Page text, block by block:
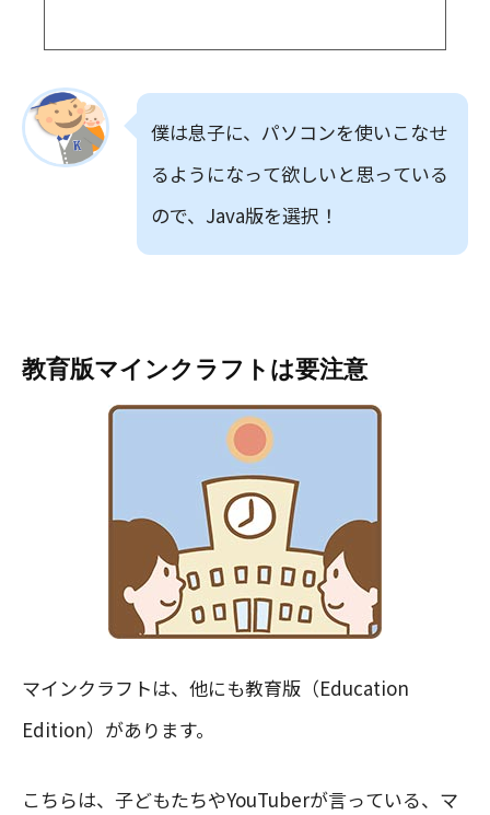
僕は息子に、パソコンを使いこなせ
るようになって欲しいと思っている
ので、Java版を選択！
教育版マインクラフトは要注意
マインクラフトは、他にも教育版（Education
Edition）があります。
こちらは、子どもたちやYouTuberが言っている、マ